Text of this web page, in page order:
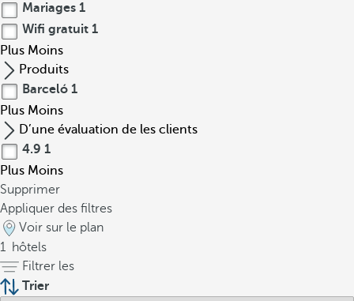
Mariages 1
Wifi gratuit 1
Plus Moins
Produits
Barceló 1
Plus Moins
D’une évaluation de les clients
4.9 1
Plus Moins
Supprimer
Appliquer des filtres
Voir sur le plan
1 hôtels
Filtrer les
Trier
t
u
r
e
a
s
e
m
b
l
é
e
s
a
n